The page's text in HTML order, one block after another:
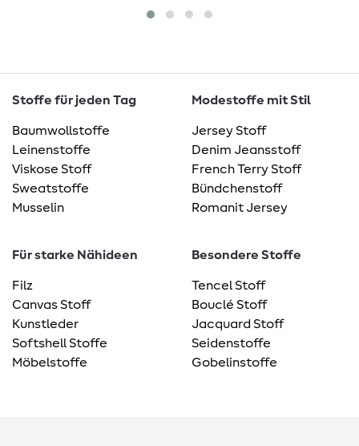
Stoffe für jeden Tag
Baumwollstoffe
Leinenstoffe
Viskose Stoff
Sweatstoffe
Musselin
Modestoffe mit Stil
Jersey Stoff
Denim Jeansstoff
French Terry Stoff
Bündchenstoff
Romanit Jersey
Für starke Nähideen
Filz
Canvas Stoff
Kunstleder
Softshell Stoffe
Möbelstoffe
Besondere Stoffe
Tencel Stoff
Bouclé Stoff
Jacquard Stoff
Seidenstoffe
Gobelinstoffe